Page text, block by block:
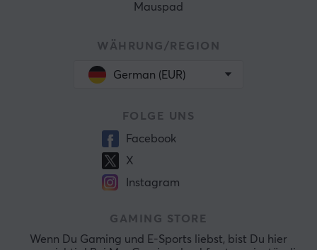
Mauspad
WÄHRUNG/REGION
German (EUR)
FOLGE UNS
Facebook
X
Instagram
GAMING STORE
Wenn Du Gaming und E-Sports liebst, bist Du hier